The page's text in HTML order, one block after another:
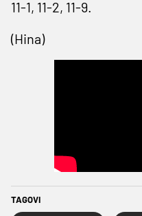
11-1, 11-2, 11-9.
(Hina)
TAGOVI